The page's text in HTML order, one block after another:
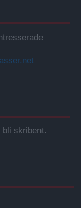
bli skribent.